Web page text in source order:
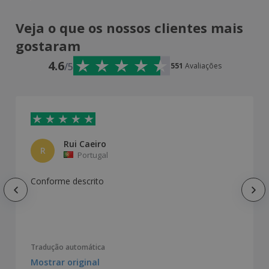
Veja o que os nossos clientes mais
gostaram
4.6/5 551 Avaliações
R
Rui Caeiro
Portugal
Conforme descrito
Tradução automática
Mostrar original